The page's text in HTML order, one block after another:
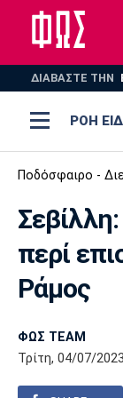
ΔΙΑΒΑΣΤΕ THN
ΡΟΗ
ΒΟΛΕΪ
AUTO-
Super
Super
Γ Εθνική
Ελλάδα
Μπάσκετ
Ελλάδα
Εθνική
EuroLeague
Βόλεϊ
Πόλο
Ποδόσφαιρο -
περί
Ράμος
ΦΩΣ TEAM
Τρίτη, 04/07/